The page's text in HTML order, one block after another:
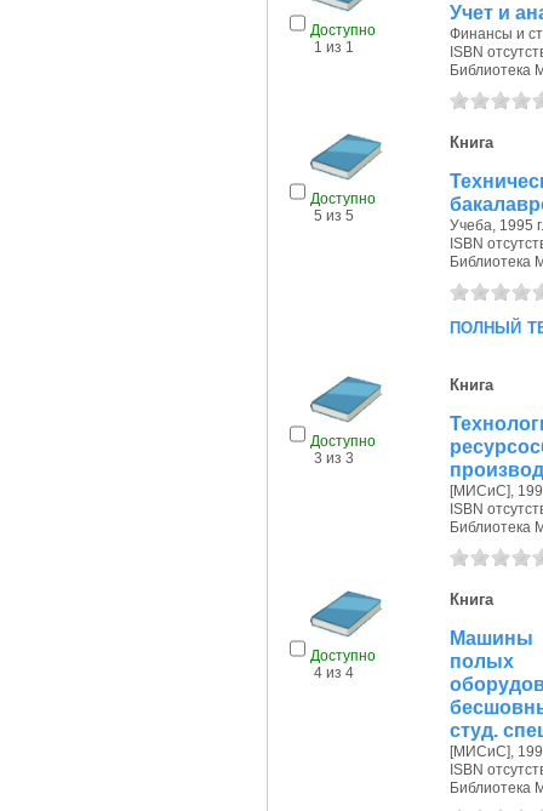
Доступно
1 из 1
Учет и
Финансы и
ISBN
Доступно
5 из 5
Книга
Учеба, 1995 г.
ISBN
полный
Доступно
3 из 3
Книга
[МИСиС],
ISBN
Доступно
4 из 4
Книга
Машины
полых
студ.
[МИСиС],
ISBN